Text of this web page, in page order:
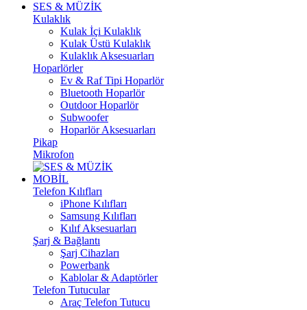
SES & MÜZİK
Kulaklık
Kulak İçi Kulaklık
Kulak Üstü Kulaklık
Kulaklık Aksesuarları
Hoparlörler
Ev & Raf Tipi Hoparlör
Bluetooth Hoparlör
Outdoor Hoparlör
Subwoofer
Hoparlör Aksesuarları
Pikap
Mikrofon
MOBİL
Telefon Kılıfları
iPhone Kılıfları
Samsung Kılıfları
Kılıf Aksesuarları
Şarj & Bağlantı
Şarj Cihazları
Powerbank
Kablolar & Adaptörler
Telefon Tutucular
Araç Telefon Tutucu